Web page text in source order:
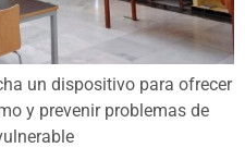
un dispositivo para ofrecer
y prevenir problemas de